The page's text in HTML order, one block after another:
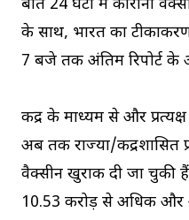
बीते 24 घंटों में कोरोना
के साथ, भारत का
7 बजे तक अंतिम रिपोर्ट के
केंद्र के माध्यम से और
अब तक राज्यों/केंद्रशासित
वैक्सीन खुराक दी जा चुकी
10.53 करोड़ से अधिक और